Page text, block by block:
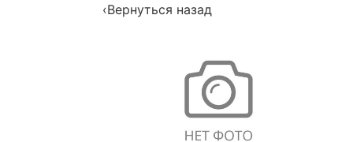
‹Вернуться назад